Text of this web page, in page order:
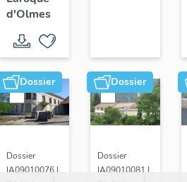
Léopold
d'Olmes
Socatex
Dossier
Dossier
IA09010076 |
Dossier
Dossier
IA09010081 |